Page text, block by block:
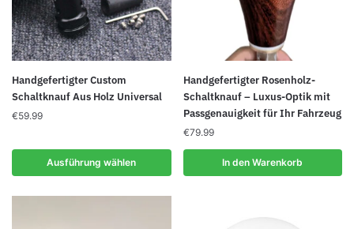
gewählt
werden
Handgefertigter Custom
Schaltknauf Aus Holz Universal
€59.99
Ausführung wählen
Dieses
Produkt
weist
Varianten
auf.
Handgefertigter Rosenholz-
Schaltknauf – Luxus-Optik mit
Passgenauigkeit für Ihr Fahrzeug
€79.99
In den Warenkorb